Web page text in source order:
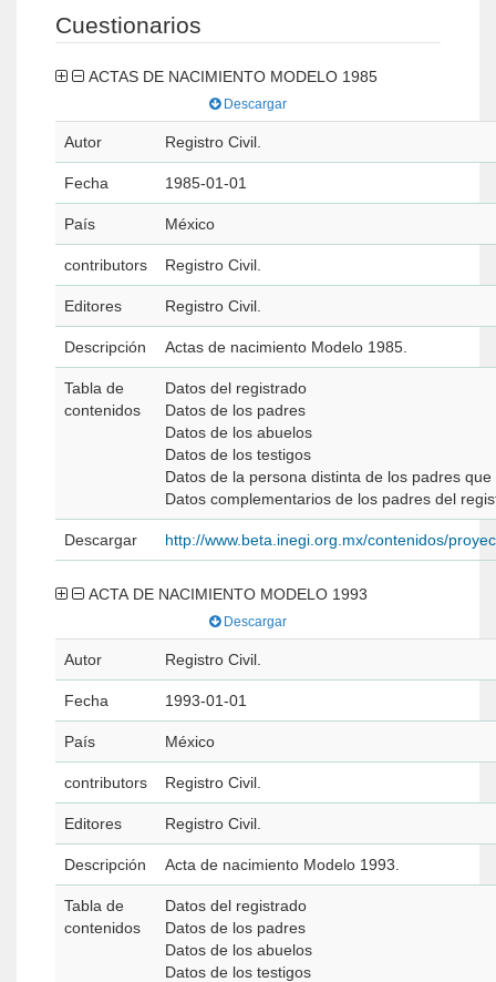
Cuestionarios
ACTAS DE NACIMIENTO MODELO 1985
Descargar
Autor Registro Civil.
Fecha 1985-01-01
País México
contributors Registro Civil.
Editores Registro Civil.
Descripción Actas de nacimiento Modelo 1985.
Tabla de
contenidos
Datos del registrado
Datos de los padres
Datos de los abuelos
Datos de los testigos
Datos de la persona distinta de los padres
Datos complementarios de los padres del
Descargar http://www.beta.inegi.org.mx/contenidos/
ACTA DE NACIMIENTO MODELO 1993
Descargar
Autor Registro Civil.
Fecha 1993-01-01
País México
contributors Registro Civil.
Editores Registro Civil.
Descripción Acta de nacimiento Modelo 1993.
Tabla de
contenidos
Datos del registrado
Datos de los padres
Datos de los abuelos
Datos de los testigos